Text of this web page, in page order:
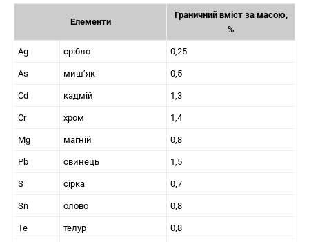
Елементи
Граничний вміст за масою,
%
Ag срібло 0,25
As миш’як 0,5
Cd кадмій 1,3
Cr хром 1,4
Mg магній 0,8
Pb свинець 1,5
S сірка 0,7
Sn олово 0,8
Те телур 0,8